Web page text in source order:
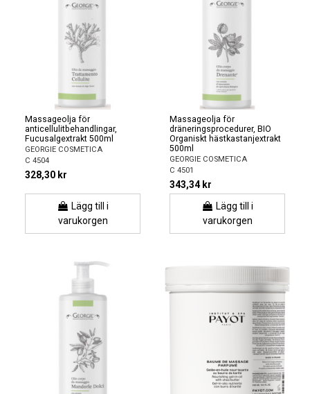
Massageolja för
anticellulitbehandlingar,
Fucusalgextrakt 500ml
GEORGIE COSMETICA
C 4504
328,30 kr
Lägg till i
varukorgen
Massageolja för
dräneringsprocedurer, BIO
Organiskt hästkastanjextrakt
500ml
GEORGIE COSMETICA
C 4501
343,34 kr
Lägg till i
varukorgen